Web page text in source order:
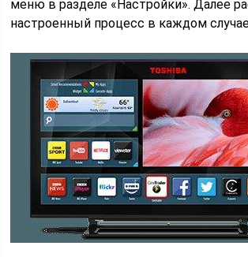
меню в разделе «Настройки». Далее
настроенный процесс в каждом